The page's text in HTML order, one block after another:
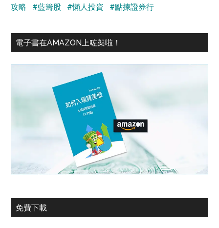
攻略
#藍籌股 #懶人投資 #點揀證券行
電子書在AMAZON上咗架啦！
免費下載